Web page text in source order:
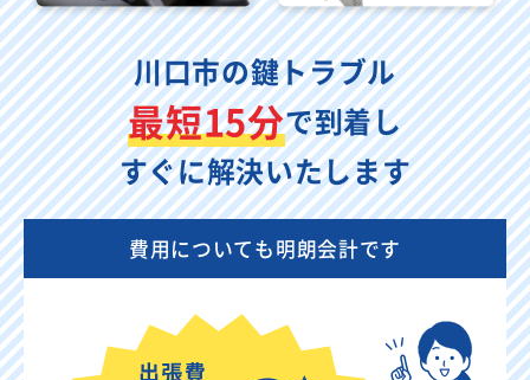
川口市の鍵トラブル
最短15分で到着し
すぐに解決いたします
費用についても明朗会計です